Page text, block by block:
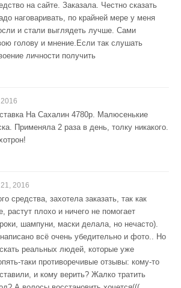
на сайте. Заказала. Честно сказать
наговаривать, по крайней мере у меня
и стали выглядеть лучше. Сами
голову и мнение.Если так слушать
личности получить
На Сахалин 4780р. Малюсенькие
Применяла 2 раза в день, толку никакого.
2016
средства, захотела заказать, так как
растут плохо и ничего не помогает
шампуни, маски делала, но нечасто).
всё очень убедительно и фото.. Но
реальных людей, которые уже
таки противоречивые отзывы: кому-то
и кому верить? Жалко тратить